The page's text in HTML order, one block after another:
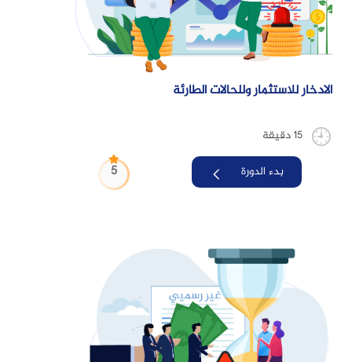
15 دقيقة
الادخار للاستثمار وللحالات الطارئة
بدء الدورة 5